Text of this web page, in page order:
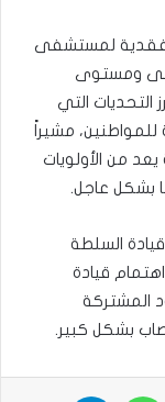
تفقدية لمستشفى
ومستوى
التحديات التي
مشيراً
من الأولويات
بشكل عاجل.
السلطة
قيادة
المشتركة
بشكل كبير.